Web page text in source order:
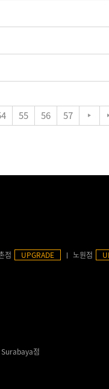
55 56 57
점 UPGRADE 노원점
Surabaya점